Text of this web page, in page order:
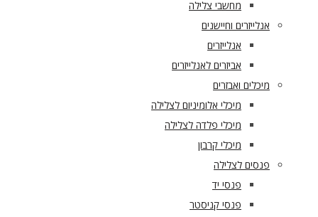
מחשבי צלילה
אנלייזרים וחיישנים
אנלייזרים
אביזרים לאנלייזרים
מיכלים ואבזרים
מיכלי אלומיניום לצלילה
מיכלי פלדה לצלילה
מיכלי קרבון
פנסים לצלילה
פנסי יד
פנסי קניסטר